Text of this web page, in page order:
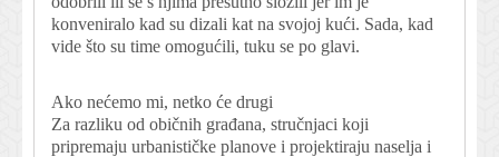
konveniralo kad su dizali kat na svojoj kući. Sada, kad
vide što su time omogućili, tuku se po glavi.
Ako nećemo mi, netko će drugi
Za razliku od običnih građana, stručnjaci koji
pripremaju urbanističke planove i projektiraju naselja i